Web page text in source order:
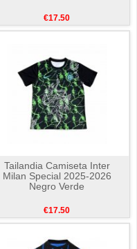
€17.50
Tailandia Camiseta Inter
Milan Special 2025-2026
Negro Verde
€17.50